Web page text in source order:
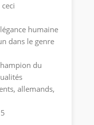
humaine
dans le genre
du
allemands,